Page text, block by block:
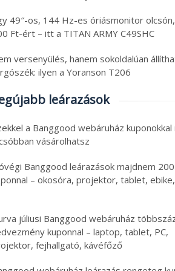
újdonságok:
forgatható
augusztus 6.
Friss
2026.
49″-os, 144 Hz-es óriásmonitor
Ft-ért – itt a TITAN ARMY C49SHC
versenyülés, hanem sokoldalúan
ilyen a Yoranson T206
leárazások
a Banggood webáruház
vásárolhatsz
Banggood leárazások majdnem 200
– okosóra, projektor, tablet,
júliusi Banggood webáruház
kuponnal – laptop, tablet, PC,
fejhallgató, kávéfőző